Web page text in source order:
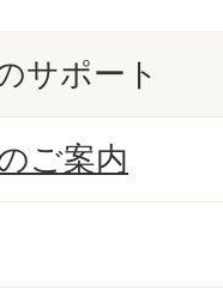
サポート
ご案内